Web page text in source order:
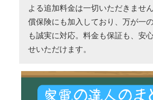
よる追加料金は一切いただきませ
償保険にも加入しており、万が一
も誠実に対応。料金も保証も、安
せいただけます。